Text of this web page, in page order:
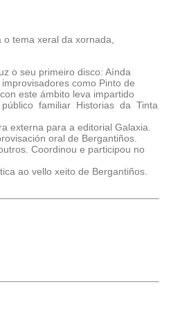
tema xeral da xornada,
o seu primeiro disco: Aínda
como Pinto de
este ámbito leva impartido
familiar Historias da Tinta
externa para a editorial Galaxia.
oral de Bergantiños.
Coordinou e participou no
ao vello xeito de Bergantiños.